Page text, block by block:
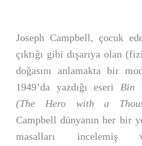
Joseph Campbell, çocuk
çıktığı gibi dışarıya olan
doğasını anlamakta bir
1949’da yazdığı eseri Bin
(The Hero with a
Campbell dünyanın her bir
masalları incelemiş